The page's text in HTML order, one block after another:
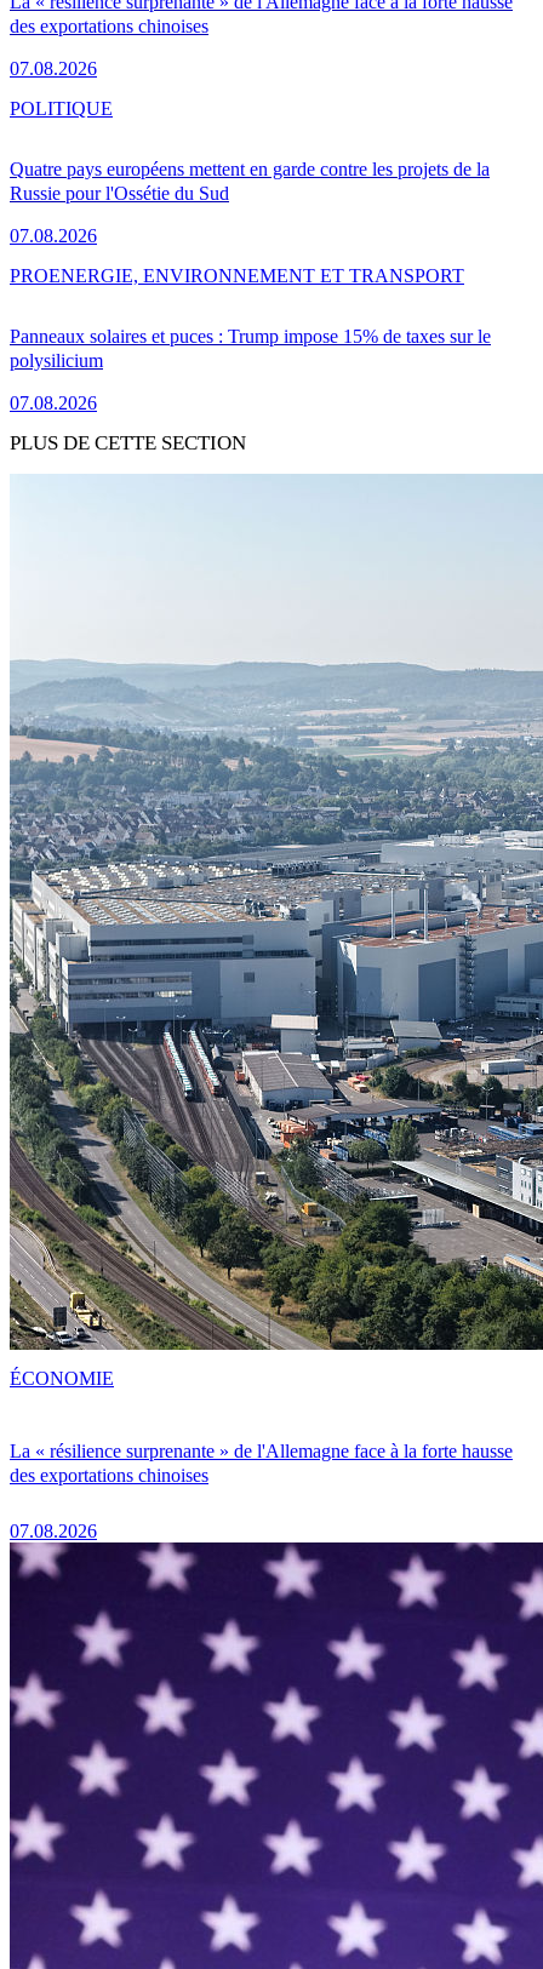
des exportations chinoises
07.08.2026
Quatre pays européens mettent en garde contre les projets de la
Russie pour l'Ossétie du Sud
07.08.2026
POLITIQUE
Panneaux solaires et puces : Trump impose 15% de taxes sur le
polysilicium
07.08.2026
PROENERGIE, ENVIRONNEMENT ET TRANSPORT
PLUS DE CETTE SECTION
La « résilience surprenante » de l'Allemagne face à la forte hausse
des exportations chinoises
07.08.2026
ÉCONOMIE